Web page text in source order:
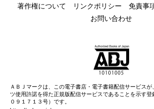
著作権について
リンクポリシー 免責事
お問い合わせ
ＡＢＪマークは、この電子書店・電子書籍配信サービス
ツ使用許諾を得た正規版配信サービスであることを示す登
０９１７１３号）です。